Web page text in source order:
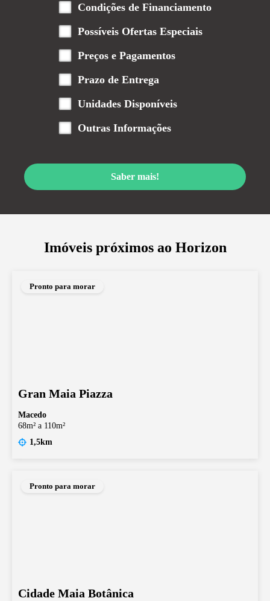
Condições de Financiamento
Possíveis Ofertas Especiais
Preços e Pagamentos
Prazo de Entrega
Unidades Disponíveis
Outras Informações
Saber mais!
Imóveis próximos ao Horizon
Pronto para morar
Gran Maia Piazza
Macedo
68m² a 110m²
1,5km
Pronto para morar
Cidade Maia Botânica